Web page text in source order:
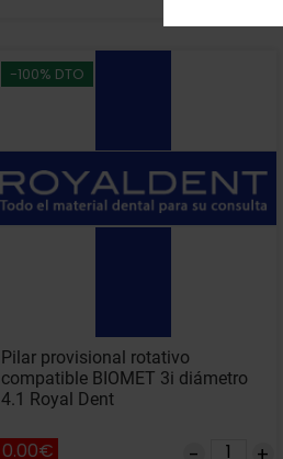
-100% DTO
Pilar provisional rotativo
compatible BIOMET 3i diámetro
4.1 Royal Dent
0.00€